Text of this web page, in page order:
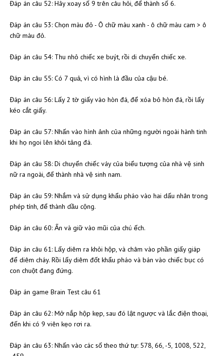
Đáp án câu 52: Hãy xoay số 9 trên câu hỏi, để thành số 6.
Đáp án câu 53: Chọn màu đỏ - Ô chữ màu xanh - ô chữ màu cam > ô
chữ màu đỏ.
Đáp án câu 54: Thu nhỏ chiếc xe buýt, rồi di chuyển chiếc xe.
Đáp án câu 55: Có 7 quả, vì có hình là đầu của cậu bé.
Đáp án câu 56: Lấy 2 tờ giấy vào hòn đá, để xóa bỏ hòn đá, rồi lấy
kéo cắt giấy.
Đáp án câu 57: Nhấn vào hình ảnh của những người ngoài hành tinh
khi họ ngoi lên khỏi tảng đá.
Đáp án câu 58: Di chuyển chiếc váy của biểu tượng của nhà vệ sinh
nữ ra ngoài, để thành nhà vệ sinh nam.
Đáp án câu 59: Nhắm và sử dụng khẩu pháo vào hai dấu nhân trong
phép tính, để thành dầu cộng.
Đáp án câu 60: Ấn và giữ vào mũi của chú ếch.
Đáp án câu 61: Lấy diêm ra khỏi hộp, và châm vào phần giấy giáp
để diêm cháy. Rồi lấy diêm đốt khẩu pháo và bán vào chiếc bục có
con chuột đang đứng.
Đáp án game Brain Test câu 61
Đáp án câu 62: Mở nắp hộp kẹp, sau đó lật ngược và lắc điện thoại,
đến khi có 9 viên kẹo rơi ra.
Đáp án câu 63: Nhấn vào các số theo thứ tự: 578, 66, -5, 1008, 522,